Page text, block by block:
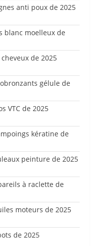
anti poux de 2025
blanc moelleux de
de 2025
gélule de
VTC de 2025
kératine de
peinture de 2025
à raclette de
moteurs de 2025
de 2025